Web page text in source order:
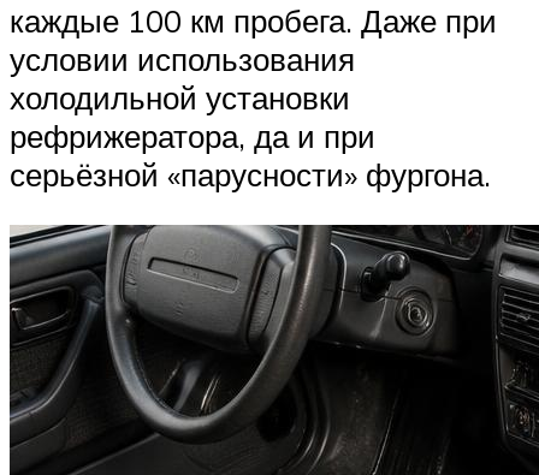
каждые 100 км пробега. Даже при
условии использования
холодильной установки
рефрижератора, да и при
серьёзной «парусности» фургона.